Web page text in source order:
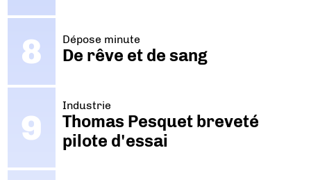
Dépose minute
De rêve et de sang
Industrie
Thomas Pesquet breveté
pilote d'essai